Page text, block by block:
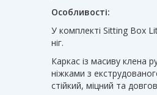
Особливості:
У комплекті Sitting Box
ніг.
Каркас із масиву клена
ніжками з
стійкий, міцний та